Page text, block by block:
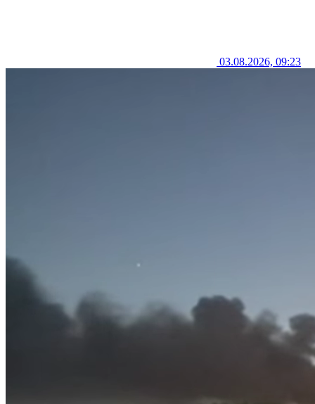
03.08.2026, 09:23